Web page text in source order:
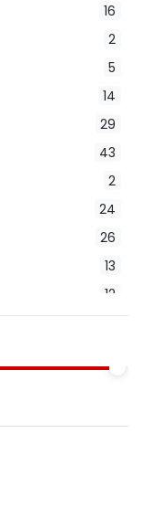
16
2
5
14
29
43
2
24
26
13
12
2